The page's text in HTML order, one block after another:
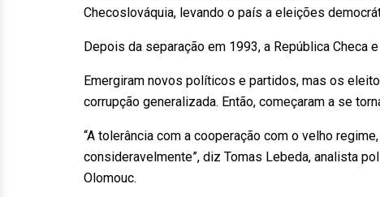
Checoslováquia, levando o país a eleições
Depois da separação em 1993, a República Checa
Emergiram novos políticos e partidos, mas os
corrupção generalizada. Então, começaram a se
“A tolerância com a cooperação com o velho
consideravelmente”, diz Tomas Lebeda, analista
Olomouc.